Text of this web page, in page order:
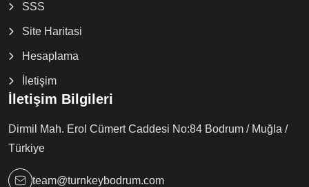
SSS
Site Haritasi
Hesaplama
İletişim
İletişim Bilgileri
Dirmil Mah. Erol Cümert Caddesi No:84 Bodrum / Muğla /
Türkiye
team@turnkeybodrum.com